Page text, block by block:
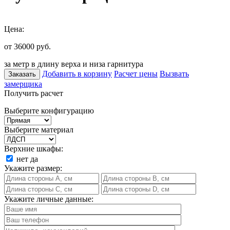
Цена:
от 36000 руб.
за метр в длину верха и низа гарнитура
Заказать Добавить в корзину Расчет цены Вызвать
замерщика
Получить расчет
Выберите конфигурацию
Выберите материал
Верхние шкафы:
нет да
Укажите размер:
Укажите личные данные: